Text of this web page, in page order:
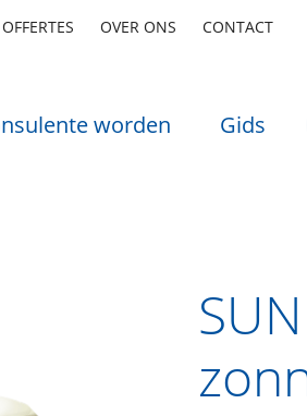
OFFERTES OVER ONS CONTACT
worden Gids